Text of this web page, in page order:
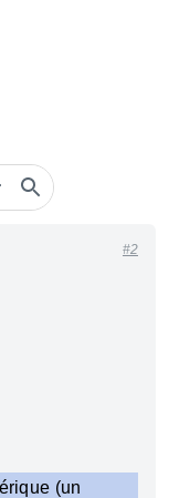
#2
(un